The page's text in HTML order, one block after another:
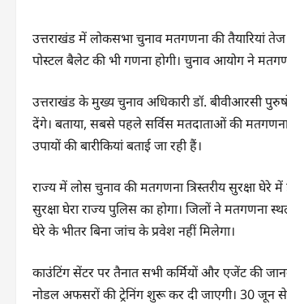
उत्तराखंड में लोकसभा चुनाव मतगणना की तैयारियां
पोस्टल बैलेट की भी गणना होगी। चुनाव आयोग ने
उत्तराखंड के मुख्य चुनाव अधिकारी डॉ. बीवीआरसी
देंगे। बताया, सबसे पहले सर्विस मतदाताओं की
उपायों की बारीकियां बताई जा रही हैं।
राज्य में लोस चुनाव की मतगणना त्रिस्तरीय सुरक्षा
सुरक्षा घेरा राज्य पुलिस का होगा। जिलों ने मतगणना
घेरे के भीतर बिना जांच के प्रवेश नहीं मिलेगा।
काउंटिंग सेंटर पर तैनात सभी कर्मियों और एजेंट की
नोडल अफसरों की ट्रेनिंग शुरू कर दी जाएगी। 30 जून